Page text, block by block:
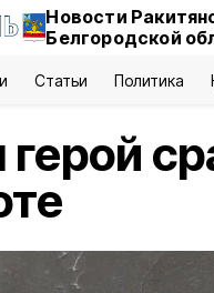
Новости
Белгородской
Статьи Политика